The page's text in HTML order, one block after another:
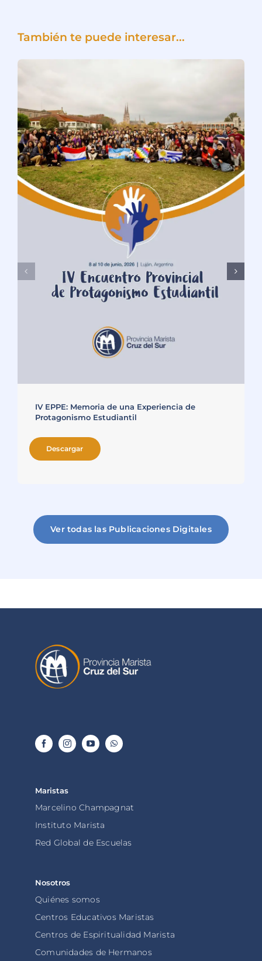
También te puede interesar...
IV EPPE: Memoria de una Experiencia de
Protagonismo Estudiantil
Descargar
Ver todas las Publicaciones Digitales
Maristas
Marcelino Champagnat
Instituto Marista
Red Global de Escuelas
Nosotros
Quiénes somos
Centros Educativos Maristas
Centros de Espiritualidad Marista
Comunidades de Hermanos